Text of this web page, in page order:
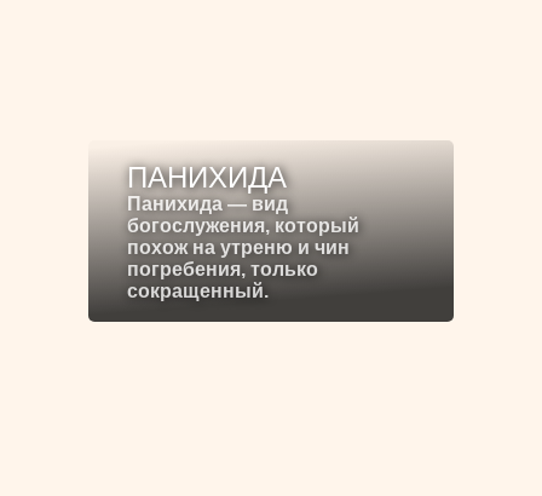
ПАНИХИДА
Панихида — вид
богослужения, который
похож на утреню и чин
погребения, только
сокращенный.